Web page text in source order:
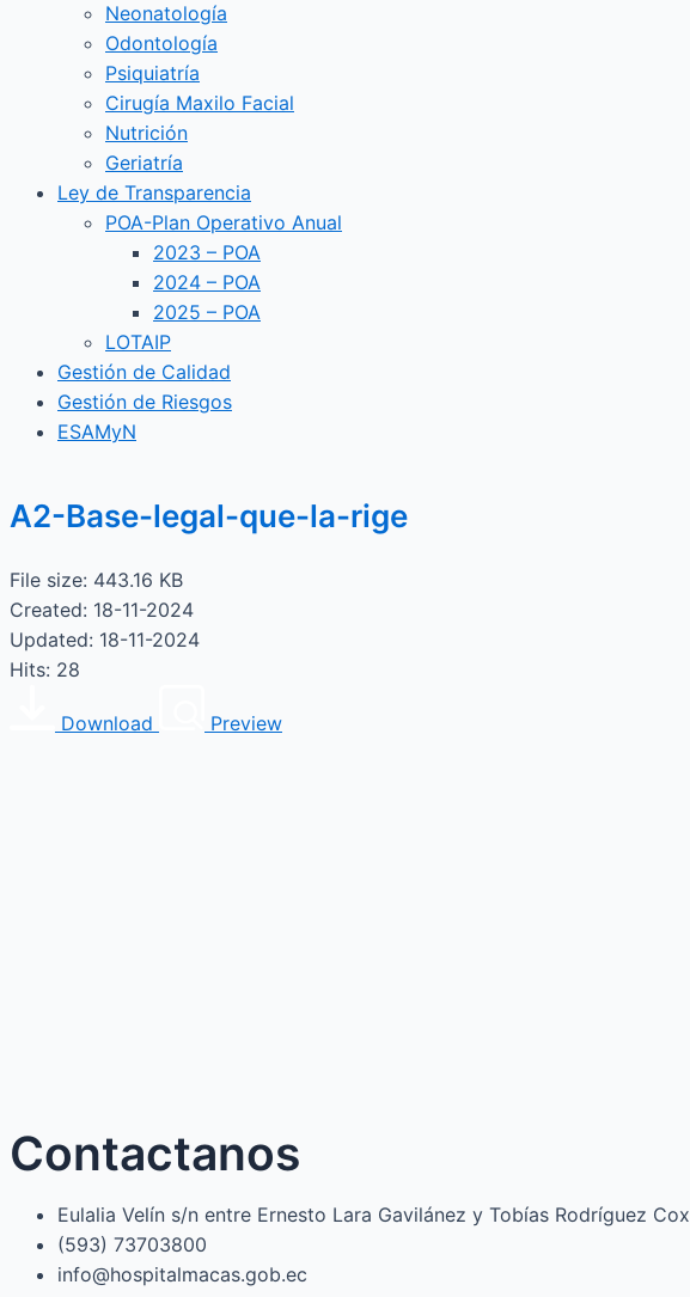
Neonatología
Odontología
Psiquiatría
Cirugía Maxilo Facial
Nutrición
Geriatría
Ley de Transparencia
POA-Plan Operativo Anual
2023 – POA
2024 – POA
2025 – POA
LOTAIP
Gestión de Calidad
Gestión de Riesgos
ESAMyN
A2-Base-legal-que-la-rige
File size: 443.16 KB
Created: 18-11-2024
Updated: 18-11-2024
Hits: 28
Download Preview
Contactanos
Eulalia Velín s/n entre Ernesto Lara Gavilánez y Tobías Rodríguez Cox
(593) 73703800​
info@hospitalmacas.gob.ec